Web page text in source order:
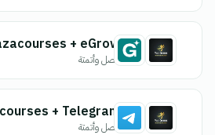
+ eGrow
اتصل وأتمتة
+ Telegram
اتصل وأتمتة